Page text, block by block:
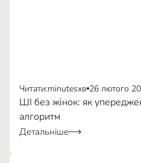
Читати:minutesхв 26 лютого
ШІ без жінок: як
алгоритм
Детальніше